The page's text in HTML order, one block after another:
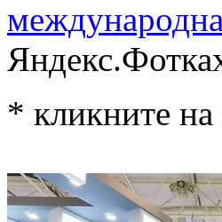
* кликните